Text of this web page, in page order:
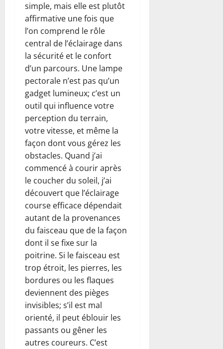
simple, mais elle est plutôt
affirmative une fois que
l’on comprend le rôle
central de l’éclairage dans
la sécurité et le confort
d’un parcours. Une lampe
pectorale n’est pas qu’un
gadget lumineux; c’est un
outil qui influence votre
perception du terrain,
votre vitesse, et même la
façon dont vous gérez les
obstacles. Quand j’ai
commencé à courir après
le coucher du soleil, j’ai
découvert que l’éclairage
course efficace dépendait
autant de la provenances
du faisceau que de la façon
dont il se fixe sur la
poitrine. Si le faisceau est
trop étroit, les pierres, les
bordures ou les flaques
deviennent des pièges
invisibles; s’il est mal
orienté, il peut éblouir les
passants ou gêner les
autres coureurs. C’est